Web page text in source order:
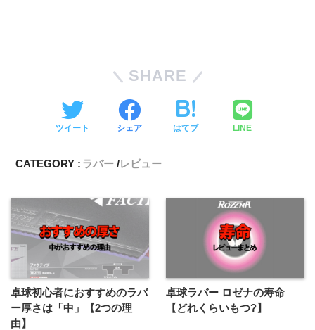
SHARE
ツイート シェア はてブ LINE
CATEGORY : ラバー レビュー
卓球初心者におすすめのラバ
ー厚さは「中」【2つの理
由】
卓球ラバー ロゼナの寿命
【どれくらいもつ?】